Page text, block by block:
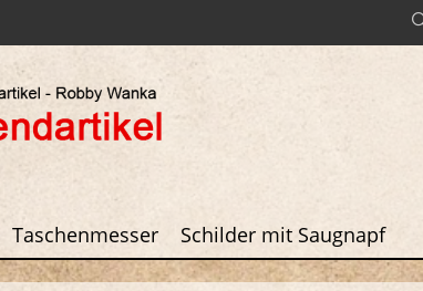
Taschenmesser Schilder mit Saugnapf